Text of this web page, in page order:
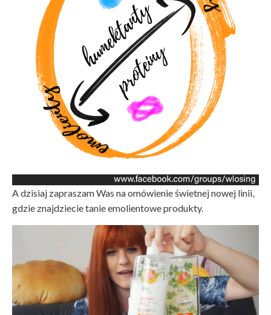
A dzisiaj zapraszam Was na omówienie świetnej nowej linii,
gdzie znajdziecie tanie emolientowe produkty.